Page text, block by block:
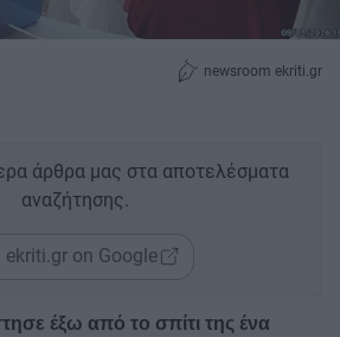
newsroom ekriti.gr
άρθρα μας στα αποτελέσματα
αναζήτησης.
ekriti.gr on Google
έξω από το σπίτι της ένα